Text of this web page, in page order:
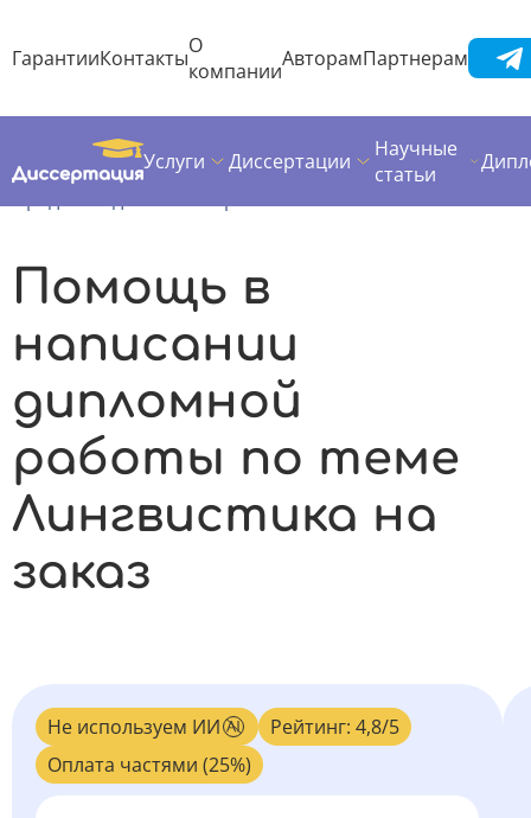
ГарантииКонтактыО
компанииАвторамПартнерам
Услуги Диссертации
Научные
статьи
ДиссертацияДипломная работа
Помощь в
написании
дипломной
работы по теме
Лингвистика на
заказ
Не используем ИИ
Рейтинг: 4,8/5
Оплата частями (25%)